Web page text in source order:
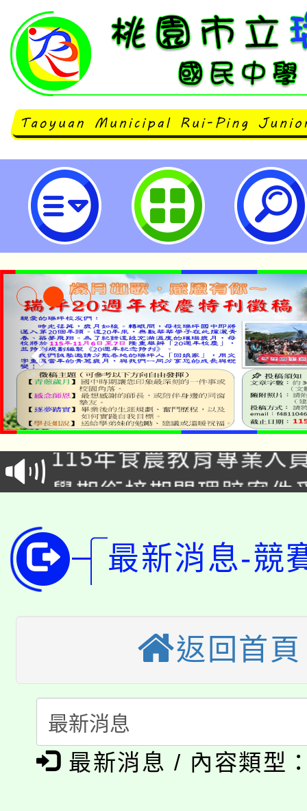
「戶外公民課 水水散步趣」踏查
關活動-桃園市立瑞坪國民中學
淨零綠生活教案入校路
會
115年食農教育專業人
程
學期銜接期間理賠案件
版
公告本校115學年度第
代理(課)教師甄選結果(
「2026金融保險知識
車」活動
桃園市115學年度學生
生本土語及新住民語歌
公告本校115學年度第
代理(課)教師甄選結果(
公告本校115學年度第
代理(課)教師甄選結果(
轉知中國文化大學推廣
《TA101》溝通分析基
淨零綠生活教案入校路
最新消息-競
返回首頁
最新消息 / 內容類型